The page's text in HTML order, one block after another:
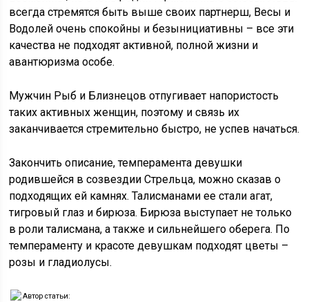
всегда стремятся быть выше своих партнерш, Весы и
Водолей очень спокойны и безынициативны – все эти
качества не подходят активной, полной жизни и
авантюризма особе.
Мужчин Рыб и Близнецов отпугивает напористость
таких активных женщин, поэтому и связь их
заканчивается стремительно быстро, не успев начаться.
Закончить описание, темперамента девушки
родившейся в созвездии Стрельца, можно сказав о
подходящих ей камнях. Талисманами ее стали агат,
тигровый глаз и бирюза. Бирюза выступает не только
в роли талисмана, а также и сильнейшего оберега. По
темпераменту и красоте девушкам подходят цветы –
розы и гладиолусы.
Автор статьи: